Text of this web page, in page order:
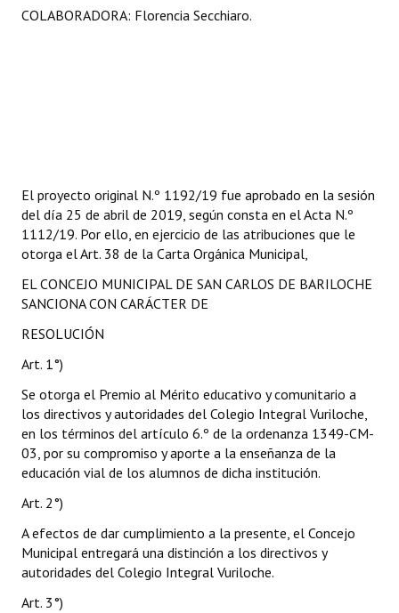
COLABORADORA: Florencia Secchiaro.
El proyecto original N.º 1192/19 fue aprobado en la sesión
del día 25 de abril de 2019, según consta en el Acta N.º
1112/19. Por ello, en ejercicio de las atribuciones que le
otorga el Art. 38 de la Carta Orgánica Municipal,
EL CONCEJO MUNICIPAL DE SAN CARLOS DE BARILOCHE
SANCIONA CON CARÁCTER DE
RESOLUCIÓN
Art. 1°)
Se otorga el Premio al Mérito educativo y comunitario a
los directivos y autoridades del Colegio Integral Vuriloche,
en los términos del artículo 6.º de la ordenanza 1349-CM-
03, por su compromiso y aporte a la enseñanza de la
educación vial de los alumnos de dicha institución.
Art. 2°)
A efectos de dar cumplimiento a la presente, el Concejo
Municipal entregará una distinción a los directivos y
autoridades del Colegio Integral Vuriloche.
Art. 3°)